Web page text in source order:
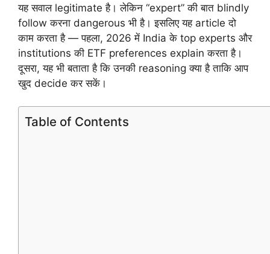
यह सवाल legitimate है। लेकिन “expert” की बात blindly
follow करना dangerous भी है। इसलिए यह article दो
काम करता है — पहला, 2026 में India के top experts और
institutions की ETF preferences explain करता है।
दूसरा, यह भी बताता है कि उनकी reasoning क्या है ताकि आप
खुद decide कर सकें।
Table of Contents